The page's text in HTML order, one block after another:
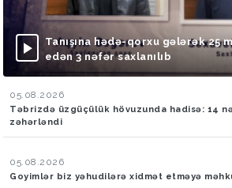
Tanışına hədə-qorxu gələrək 25
edən 3 nəfər saxlanılıb
05.08.2026
Təbrizdə üzgüçülük hövuzunda hadisə: 14
zəhərləndi
05.08.2026
Goyimlər biz yəhudilərə xidmət etməyə